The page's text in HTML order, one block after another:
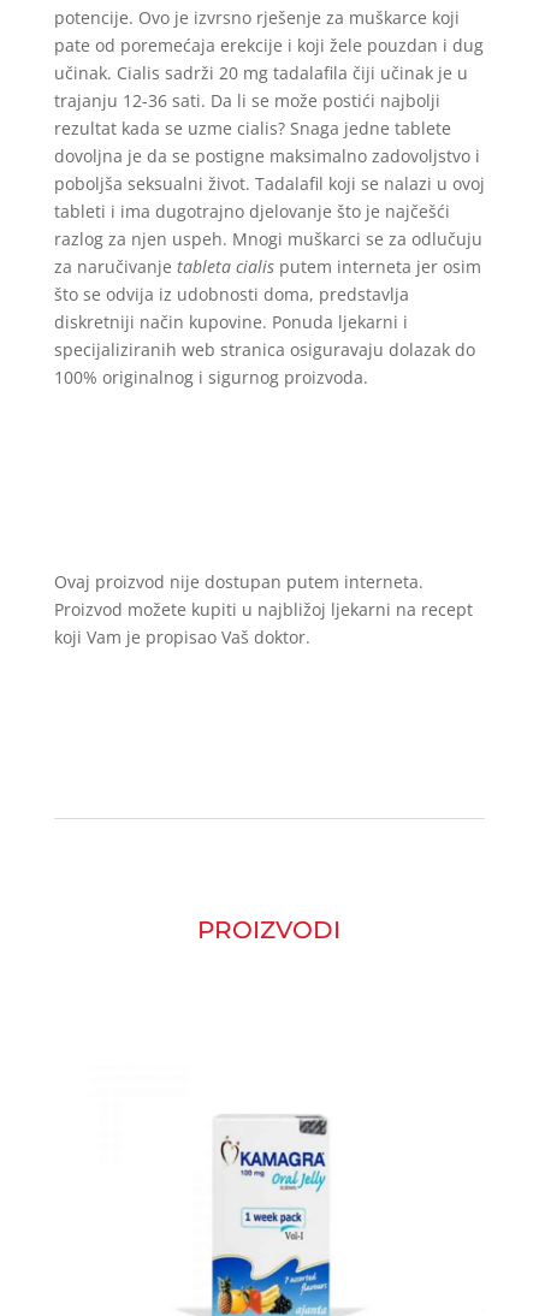
potencije. Ovo je izvrsno rješenje za muškarce koji
pate od poremećaja erekcije i koji žele pouzdan i dug
učinak. Cialis sadrži 20 mg tadalafila čiji učinak je u
trajanju 12-36 sati. Da li se može postići najbolji
rezultat kada se uzme cialis? Snaga jedne tablete
dovoljna je da se postigne maksimalno zadovoljstvo i
poboljša seksualni život. Tadalafil koji se nalazi u ovoj
tableti i ima dugotrajno djelovanje što je najčešći
razlog za njen uspeh. Mnogi muškarci se za odlučuju
za naručivanje tableta cialisputem interneta jer osim
što se odvija iz udobnosti doma, predstavlja
diskretniji način kupovine. Ponuda ljekarni i
specijaliziranih web stranica osiguravaju dolazak do
100% originalnog i sigurnog proizvoda.
Ovaj proizvod nije dostupan putem interneta.
Proizvod možete kupiti u najbližoj ljekarni na recept
koji Vam je propisao Vaš doktor.
PROIZVODI